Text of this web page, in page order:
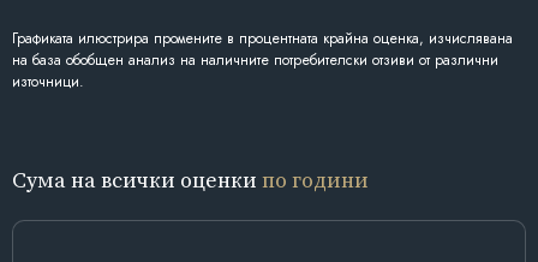
Графиката илюстрира промените в процентната крайна оценка, изчислявана
на база обобщен анализ на наличните потребителски отзиви от различни
източници.
Сума на всички оценки по години